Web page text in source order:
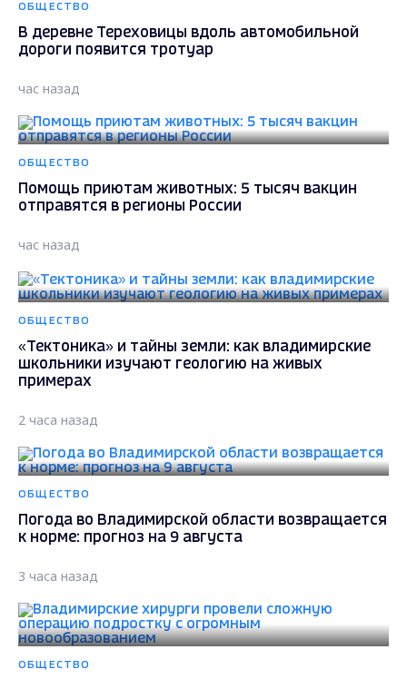
ОБЩЕСТВО
В деревне Тереховицы вдоль автомобильной
дороги появится тротуар
час назад
ОБЩЕСТВО
Помощь приютам животных: 5 тысяч вакцин
отправятся в регионы России
час назад
ОБЩЕСТВО
«Тектоника» и тайны земли: как владимирские
школьники изучают геологию на живых
примерах
2 часа назад
ОБЩЕСТВО
Погода во Владимирской области возвращается
к норме: прогноз на 9 августа
3 часа назад
ОБЩЕСТВО